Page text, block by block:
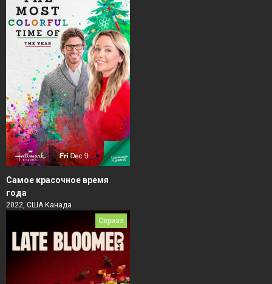
Самое красочное время
года
2022, США Канада
Сериал